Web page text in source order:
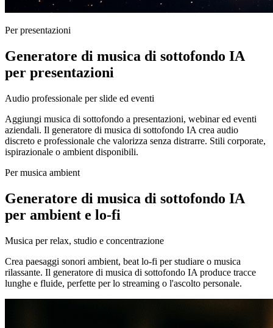
Per presentazioni
Generatore di musica di sottofondo IA
per presentazioni
Audio professionale per slide ed eventi
Aggiungi musica di sottofondo a presentazioni, webinar ed eventi
aziendali. Il generatore di musica di sottofondo IA crea audio
discreto e professionale che valorizza senza distrarre. Stili corporate,
ispirazionale o ambient disponibili.
Per musica ambient
Generatore di musica di sottofondo IA
per ambient e lo-fi
Musica per relax, studio e concentrazione
Crea paesaggi sonori ambient, beat lo-fi per studiare o musica
rilassante. Il generatore di musica di sottofondo IA produce tracce
lunghe e fluide, perfette per lo streaming o l'ascolto personale.